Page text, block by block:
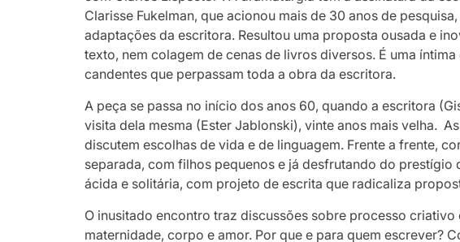
Clarisse Fukelman, que acionou mais de 30 anos de
adaptações da escritora. Resultou uma proposta ousada e
texto, nem colagem de cenas de livros diversos. É uma
candentes que perpassam toda a obra da escritora.
A peça se passa no início dos anos 60, quando a escritora
visita dela mesma (Ester Jablonski), vinte anos mais velha.
discutem escolhas de vida e de linguagem. Frente a frente,
separada, com filhos pequenos e já desfrutando do prestígio
ácida e solitária, com projeto de escrita que radicaliza
O inusitado encontro traz discussões sobre processo criativo
maternidade, corpo e amor. Por que e para quem escrever?